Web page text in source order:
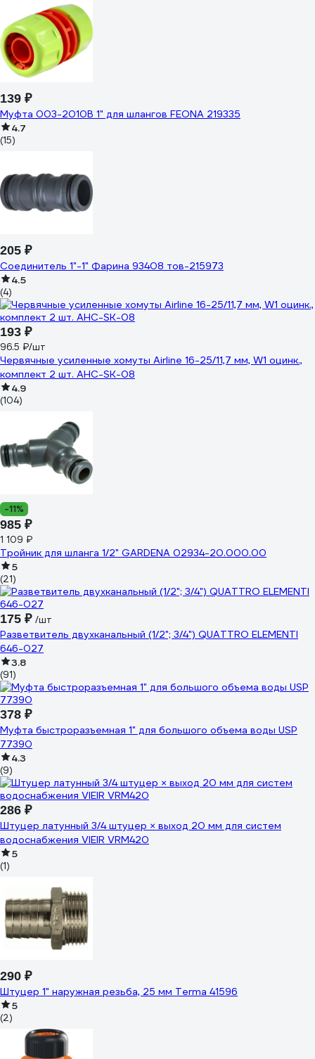
139 ₽
Муфта 003-2010B 1" для шлангов FEONA 219335
4.7
(15)
205 ₽
Соединитель 1"-1" Фарина 93408 тов-215973
4.5
(4)
193 ₽
96.5 ₽/шт
Червячные усиленные хомуты Airline 16-25/11,7 мм, W1 оцинк.,
комплект 2 шт. AHC-SK-08
4.9
(104)
-11%
985 ₽
1 109 ₽
Тройник для шланга 1/2" GARDENA 02934-20.000.00
5
(21)
175 ₽ /шт
Разветвитель двухканальный (1/2"; 3/4") QUATTRO ELEMENTI
646-027
3.8
(91)
378 ₽
Муфта быстроразъемная 1" для большого объема воды USP
77390
4.3
(9)
286 ₽
Штуцер латунный 3/4 штуцер × выход 20 мм для систем
водоснабжения VIEIR VRM420
5
(1)
290 ₽
Штуцер 1" наружная резьба, 25 мм Terma 41596
5
(2)